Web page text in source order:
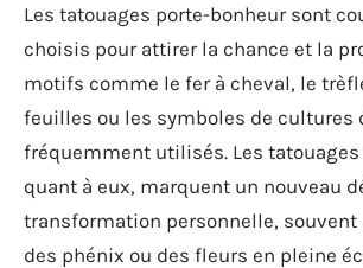
Les tatouages porte-bonheur sont
choisis pour attirer la chance et la
motifs comme le fer à cheval, le
feuilles ou les symboles de cultures
fréquemment utilisés. Les tatouages
quant à eux, marquent un nouveau
transformation personnelle, souvent
des phénix ou des fleurs en pleine